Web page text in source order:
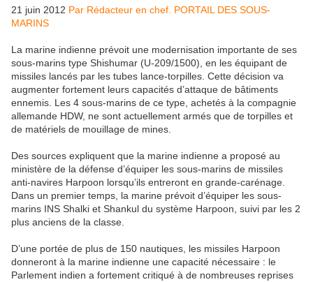
21 juin 2012 Par Rédacteur en chef. PORTAIL DES SOUS-
MARINS
La marine indienne prévoit une modernisation importante de ses
sous-marins type Shishumar (U-209/1500), en les équipant de
missiles lancés par les tubes lance-torpilles. Cette décision va
augmenter fortement leurs capacités d’attaque de bâtiments
ennemis. Les 4 sous-marins de ce type, achetés à la compagnie
allemande HDW, ne sont actuellement armés que de torpilles et
de matériels de mouillage de mines.
Des sources expliquent que la marine indienne a proposé au
ministère de la défense d’équiper les sous-marins de missiles
anti-navires Harpoon lorsqu’ils entreront en grande-carénage.
Dans un premier temps, la marine prévoit d’équiper les sous-
marins INS Shalki et Shankul du système Harpoon, suivi par les 2
plus anciens de la classe.
D’une portée de plus de 150 nautiques, les missiles Harpoon
donneront à la marine indienne une capacité nécessaire : le
Parlement indien a fortement critiqué à de nombreuses reprises